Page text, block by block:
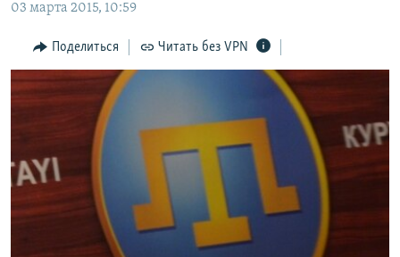
Вернутся
поиску
ИНТЕРАКТИВ
ИНФОГРАФИКА
ТЕЛЕПРОЕКТ КРЫМ.РЕАЛИИ
СОВЕТЫ ПРАВОЗАЩИТНИКОВ
ПРОПАВШИЕ БЕЗ ВЕСТИ
ПОБЕДИТЕЛЕЙ НЕ СУДЯТ?
КРЫМ.НЕПОКОРЕННЫЙ
РАДІО СВОБОДА
КАК ОБОЙТИ БЛОКИРОВКУ
Українською
Qırımtatar
ПРИСОЕДИНЯЙТЕСЬ!
03 марта 2015, 10:59
Поделиться Читать без VPN